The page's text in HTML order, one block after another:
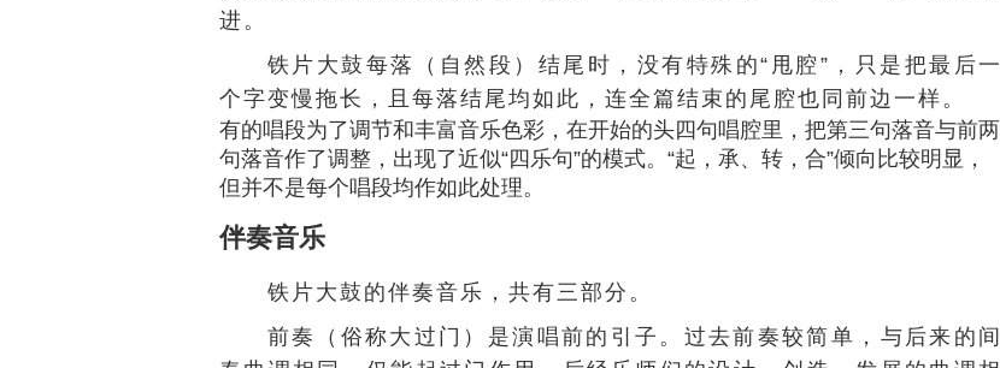
进。
铁片大鼓每落（自然段）结尾时，没有特殊的“甩腔”，只是把最后一
个字变慢拖长，且每落结尾均如此，连全篇结束的尾腔也同前边一样。
有的唱段为了调节和丰富音乐色彩，在开始的头四句唱腔里，把第三句落音与前两
句落音作了调整，出现了近似“四乐句”的模式。“起，承、转，合”倾向比较明显，
但并不是每个唱段均作如此处理。
伴奏音乐
铁片大鼓的伴奏音乐，共有三部分。
前奏（俗称大过门）是演唱前的引子。过去前奏较简单，与后来的间